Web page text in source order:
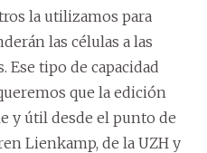
la utilizamos para
las células a las
tipo de capacidad
que la edición
y útil desde el punto de
Lienkamp, de la UZH y